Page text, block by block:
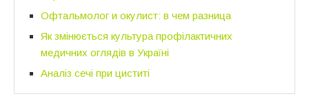
Офтальмолог и окулист: в чем разница
Як змінюється культура профілактичних
медичних оглядів в Україні
Аналіз сечі при циститі